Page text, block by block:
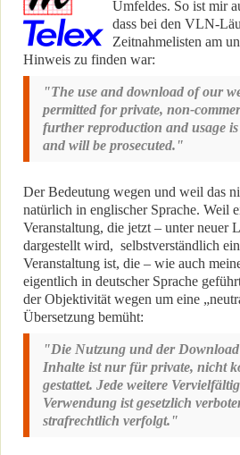
Umfeldes. So ist mir
dass bei den VLN-
Zeitnahmelisten am
Hinweis zu finden war:
"The use and download of our
permitted for private, non-
further reproduction and usage
and will be prosecuted."
Der Bedeutung wegen und weil das
natürlich in englischer Sprache. Weil
Veranstaltung, die jetzt – unter neuer
dargestellt wird, selbstverständlich
Veranstaltung ist, die – wie auch
eigentlich in deutscher Sprache
der Objektivität wegen um eine
Übersetzung bemüht:
"Die Nutzung und der Download
Inhalte ist nur für private, nicht
gestattet. Jede weitere
Verwendung ist gesetzlich
strafrechtlich verfolgt."